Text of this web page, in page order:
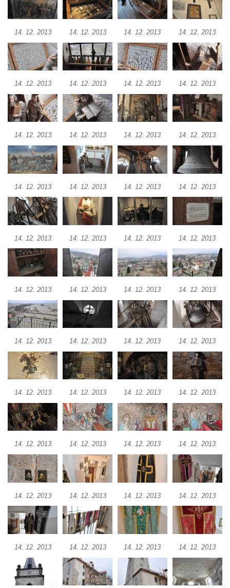
Výklenková kaple v severní části Petrovic
nad Labem)
Kaple svaté Anny v Brné
Kaple svatého Jana Nepomuckého před
zámkem v Protivíně
Kaple Panny Marie v Mírové ulici v Protivíně
Kaple svatého Rocha v Ohradě u Hluboké
nad Vltavou
Kostel svaté Kateřiny Alexandrijské ve
Stráži nad Nisou
Kostel svatého Martina v Tursku
Kaple svatých Jana a Pavla v Knínicích
Kaple Panny Marie u bývalého zámku
Ledebour
Kaple svatého Michaela v Kozinci
Kostel Narození Panny Marie v Holubici
Kaple svatého Václava v Debrně
Hrobová kaple rodiny Nových na hřbitově v
Kralupech nad Vltavou
Hrobová kaple rodiny Hrubých II. na
hřbitově v Kralupech nad Vltavou
Hrobová kaple rodiny Pejškovy na hřbitově
v Kralupech nad Vltavou
Chrám Záštity Přesvaté Bohorodice (bývalá
hřbitovní kaple) v Kralupech nad Vltavou
Kostel Nejsvětější Trojice v Petrovicích
Kaple v Českolipské ulici v Mělníku-
Mlazicích
Kaple svatého Jana Nepomuckého ve
Vehlovicích
Skalní kaple Navštívení Panny Marie v
Dolní Chřibské
14. 12. 2013 14. 12. 2013 14. 12. 2013 14. 12. 2013
14. 12. 2013 14. 12. 2013 14. 12. 2013 14. 12. 2013
14. 12. 2013 14. 12. 2013 14. 12. 2013 14. 12. 2013
14. 12. 2013 14. 12. 2013 14. 12. 2013 14. 12. 2013
14. 12. 2013 14. 12. 2013 14. 12. 2013 14. 12. 2013
14. 12. 2013 14. 12. 2013 14. 12. 2013 14. 12. 2013
14. 12. 2013 14. 12. 2013 14. 12. 2013 14. 12. 2013
14. 12. 2013 14. 12. 2013 14. 12. 2013 14. 12. 2013
14. 12. 2013 14. 12. 2013 14. 12. 2013 14. 12. 2013
14. 12. 2013 14. 12. 2013 14. 12. 2013 14. 12. 2013
14. 12. 2013 14. 12. 2013 14. 12. 2013 14. 12. 2013